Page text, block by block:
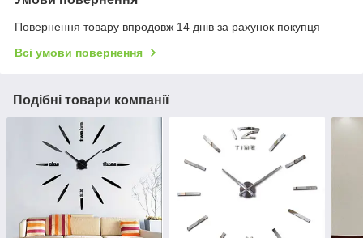
Повернення товару впродовж 14 днів за рахунок покупця
Всі умови повернення
Подібні товари компанії